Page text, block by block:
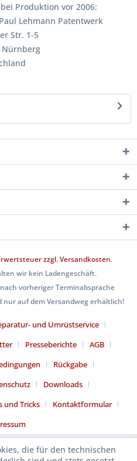
Produktion vor 2006:
Lehmann Patentwerk
Str. 1-5
Nürnberg
zzgl.Versandkosten.
wir kein Ladengeschäft.
vorheriger Terminabsprache
auf dem Versandweg erhältlich!
und Umrüstservice
Presseberichte
AGB
Rückgabe
Downloads
und Tricks
Kontaktformular
die für den technischen